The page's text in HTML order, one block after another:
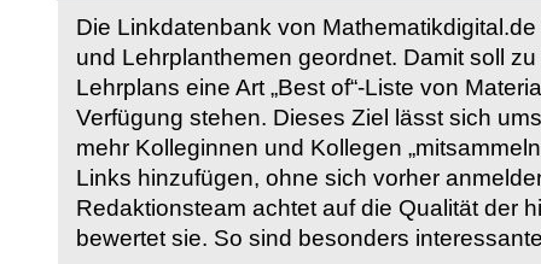
Die Linkdatenbank von
und Lehrplanthemen geordnet. Damit soll
Lehrplans eine Art „Best of“-Liste von
Verfügung stehen. Dieses Ziel lässt sich
mehr Kolleginnen und Kollegen
Links hinzufügen, ohne sich vorher
Redaktionsteam achtet auf die Qualität der
bewertet sie. So sind besonders